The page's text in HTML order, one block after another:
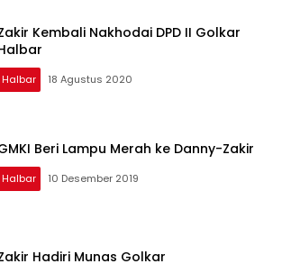
Kembali Nakhodai DPD II Golkar
Halbar 18 Agustus 2020
Beri Lampu Merah ke Danny-Zakir
Halbar 10 Desember 2019
Hadiri Munas Golkar